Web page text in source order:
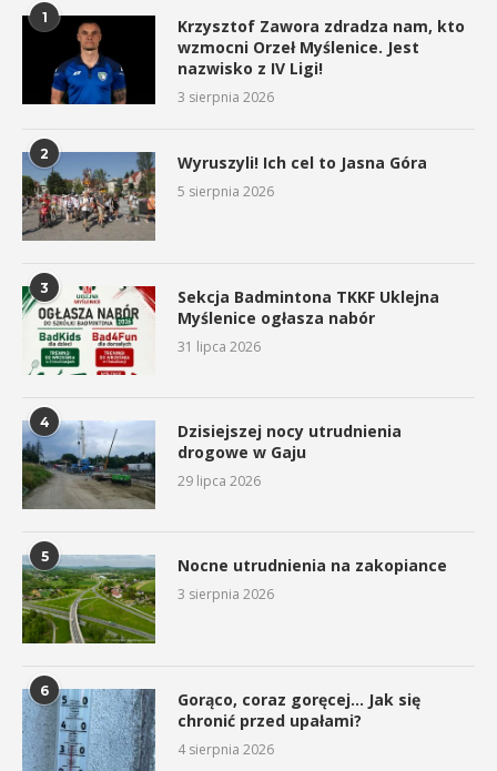
1
Krzysztof Zawora zdradza nam, kto
wzmocni Orzeł Myślenice. Jest
nazwisko z IV Ligi!
3 sierpnia 2026
2 Wyruszyli! Ich cel to Jasna Góra
5 sierpnia 2026
3
Sekcja Badmintona TKKF Uklejna
Myślenice ogłasza nabór
31 lipca 2026
4
Dzisiejszej nocy utrudnienia
drogowe w Gaju
29 lipca 2026
5 Nocne utrudnienia na zakopiance
3 sierpnia 2026
6
Gorąco, coraz goręcej… Jak się
chronić przed upałami?
4 sierpnia 2026